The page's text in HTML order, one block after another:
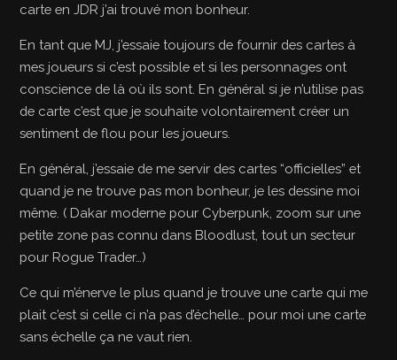
carte en JDR j’ai trouvé mon bonheur.
En tant que MJ, j’essaie toujours de fournir des cartes à
mes joueurs si c’est possible et si les personnages ont
conscience de là où ils sont. En général si je n’utilise pas
de carte c’est que je souhaite volontairement créer un
sentiment de flou pour les joueurs.
En général, j’essaie de me servir des cartes “officielles” et
quand je ne trouve pas mon bonheur, je les dessine moi
même. ( Dakar moderne pour Cyberpunk, zoom sur une
petite zone pas connu dans Bloodlust, tout un secteur
pour Rogue Trader…)
Ce qui m’énerve le plus quand je trouve une carte qui me
plait c’est si celle ci n’a pas d’échelle… pour moi une carte
sans échelle ça ne vaut rien.